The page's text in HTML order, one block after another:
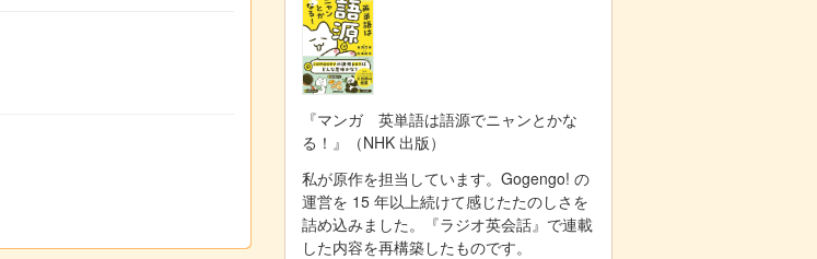
『マンガ 英単語は語源でニャンとかな
る！』（NHK 出版）
私が原作を担当しています。Gogengo! の
運営を 15 年以上続けて感じたたのしさを
詰め込みました。『ラジオ英会話』で連載
した内容を再構築したものです。